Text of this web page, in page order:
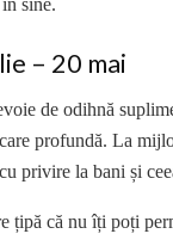
– 20 mai
de odihnă
profundă. La
privire la bani și
țipă că nu îți poți